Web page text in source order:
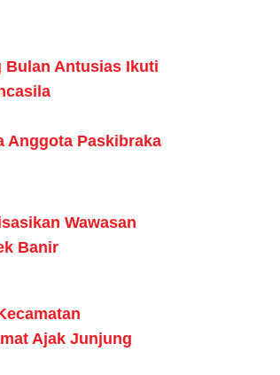
Bulan Antusias Ikuti
Anggota Paskibraka
Wawasan
Banir
Ajak Junjung